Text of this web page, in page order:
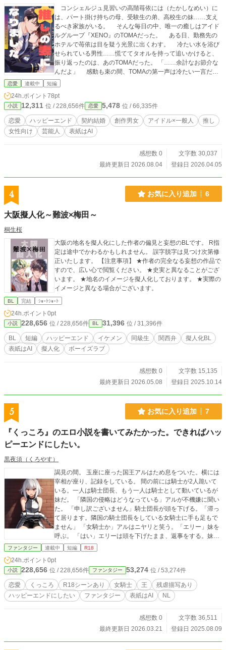
コンシェルジュ見習いの高階苺依には（たかしなめい）に
は、パート掛け持ちの母、受験生の弟、高校生の妹……支え
るべき家族がいる。 そんな毎日の中、唯一の癒しはアイド
ルグループ『XENO』のTOMAだった。 ある日、勤務先の
ホテルで苺依は目を疑う光景に出くわす。 冷たい水を浴び
せられている男性……慌ててタオルを持って追いかけると、
振り返ったのは、あのTOMAだった。 「……余計なお節介な
んだよ」 感動も束の間、TOMAの第一声は冷たい一言だっ
た。 しかもエレベーターの扉が閉まり、気まずい密室に二
い。 苺依のネームプレートを一瞥したTOMAは、温かいコ
ーヒーを要求した。 そして思いもよらない言葉を告げられ
る。 「俺の婚約者になれ」 父親から押しつけられる縁談に
うんざりしていたTOMAが目をつけたのは、ファンのくせに
少しも遠慮しない苺依だった。 苺依はお金のために、その
活。 でも共に過ごすうちに、仮面の裏に隠された「本当の
TOMA」が少しずつ見えてきて……。 ニセモノだった婚約
恋愛 連載中 短編
24h.ポイント 78pt
小説 12,311 位 / 228,656件 恋愛 5,478 位 / 66,335件
恋愛 ハッピーエンド 契約結婚 創作男女 アイドル×一般人
推し
女性向け
芸能人 表紙はAI
感想数 0
文字数 30,037
最終更新日 2026.08.04
登録日 2026.04.05
4 お気に入り追加 6
大阪擬人化～難波×梅田～
桐生桜
大阪の地名を擬人化にした作者の偏見と妄想のBLです。 R指
定は途中でかわるかもしれません。 誤字脱字は見つけ次第修
正いたします。 【注意事項】 ★作者の完全なる妄想の作品で
すので、広い心で閲覧ください。 ★史実と異なることがござ
います。 ★地名のイメージを擬人化しております。 ★実際の
イメージと異なる場合がございます。
BL 完結 ｼｮｰﾄｼｮｰﾄ
24h.ポイント 0pt
小説 228,656 位 / 228,656件 BL 31,396 位 / 31,396件
BL 短編 ハッピーエンド イケメン 同級生 関西弁
擬人化BL
表紙はAI
擬人化 ボーイズラブ
感想数 0
文字数 15,135
最終更新日 2026.05.08
登録日 2025.10.14
5 お気に入り追加 7
『くっころ』のエロ小説を書いてみたかった。できればハッ
ピーエンドにしたい。
黒夜須（くろやす）
謁見の間。 玉座に座った国王アルはため息をついた。横には
宰相が座り、記録をしている。 間の前には騎士が2人跪いて
いる。一人は騎士団長、もう一人は騎士として動いているが
妹だ。 「隣国の侵略はどうなっている」アルが不機嫌に聞い
た。 「申し訳ございません」騎士団長が頭を下げる。「滞っ
て居ります。隣国の騎士団長をしている女騎士に手も足もで
ません」 「女騎士か」アルはニヤリと笑う。「エリー」妹を
呼ぶ。 「はい」エリーは頭を下げたまま、返事をする。妹で
あるが部下のような態度だ。 「お前はソレを捕まえられる
騎士というより兵器として育てられてきた。一人で国家直属
の部隊を壊滅させる力を持っている。だからこそ、アルとし
てはあまりに表に出したくなかったがそんな事を言っている
状況ではない。 「可能かと」エリーは静かに答える。「私な
ら、女騎士を含め、隊の全滅も可能ですが女騎士一人捕まえ
邪魔なら排除しろ」 「はい」 楽しそうに指示を出すアルにエ
リーは頭を下げ、返事をする。 「我が国の王妹である事がバ
ファンタジー 連載中 短編 R18
24h.ポイント 0pt
小説 228,656 位 / 228,656件 ファンタジー 53,274 位 / 53,274件
恋愛 くっころ R18シーンあり 女騎士 王
残虐描写あり
ハッピーエンドにしたい
ファンタジー 表紙はAI NL
感想数 0
文字数 36,511
最終更新日 2026.03.21
登録日 2025.08.09